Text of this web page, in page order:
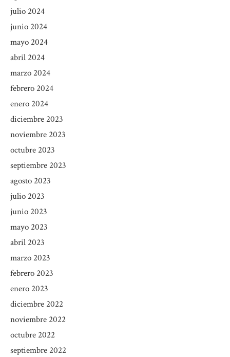
julio 2024
junio 2024
mayo 2024
abril 2024
marzo 2024
febrero 2024
enero 2024
diciembre 2023
noviembre 2023
octubre 2023
septiembre 2023
agosto 2023
julio 2023
junio 2023
mayo 2023
abril 2023
marzo 2023
febrero 2023
enero 2023
diciembre 2022
noviembre 2022
octubre 2022
septiembre 2022